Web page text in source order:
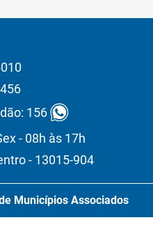
156
- 08h às 17h
- 13015-904
Municípios Associados